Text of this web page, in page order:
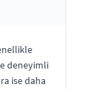
deneyimli
ise daha